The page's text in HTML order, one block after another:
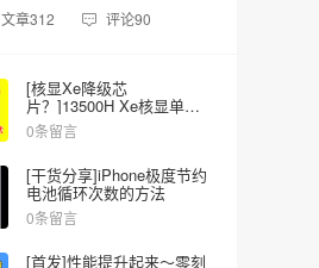
文章312 评论90
[核显Xe降级芯
片？]13500H Xe核显单双
内存的差异
0条留言
[干货分享]iPhone极度节约
电池循环次数的方法
0条留言
[首发]性能提升起来～零刻